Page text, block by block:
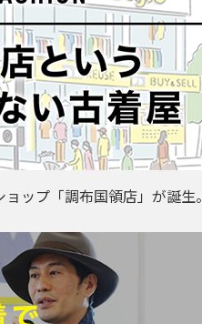
ップ「調布国領店」が誕生。